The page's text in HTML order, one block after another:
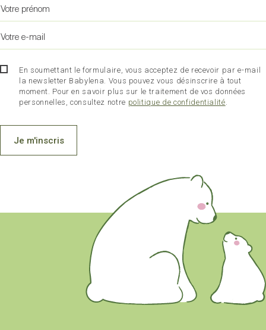
En soumettant le formulaire, vous acceptez de recevoir par e-mail
la newsletter Babylena. Vous pouvez vous désinscrire à tout
moment. Pour en savoir plus sur le traitement de vos données
personnelles, consultez notre politique de confidentialité
Je m'inscris